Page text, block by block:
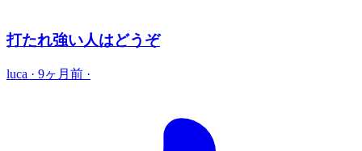
打たれ強い人はどうぞ
luca · 9ヶ月前 ·